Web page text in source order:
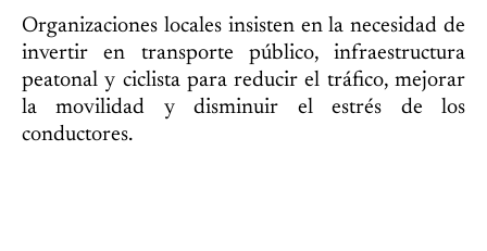
Organizaciones locales insisten en la necesidad de
invertir en transporte público, infraestructura
peatonal y ciclista para reducir el tráfico, mejorar
la movilidad y disminuir el estrés de los
conductores.